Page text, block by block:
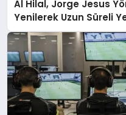
Al Hilal, Jorge Jesus
Yenilerek Uzun Süreli
Sonlandırdı